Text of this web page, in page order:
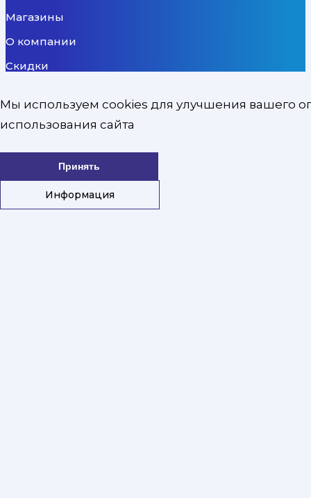
Магазины
О компании
Скидки
Информация
Доставка
Мы используем cookies для улучшения вашего
использования сайта
Принять
Информация